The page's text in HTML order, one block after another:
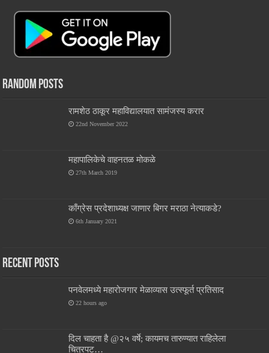
Random Posts
रामशेठ ठाकूर महाविद्यालयात सामंजस्य करार
22nd November 2022
महापालिकेचे वाहनतळ मोकळे
27th March 2019
काँग्रेस प्रदेशाध्यक्ष जाणार बिगर मराठा नेत्याकडे?
6th January 2021
Recent Posts
पनवेलमध्ये महारोजगार मेळाव्यास उत्स्फूर्त प्रतिसाद
22 hours ago
दिल चाहता है @२५ वर्षे; कायमच तारुण्यात राहिलेला
चित्रपट…